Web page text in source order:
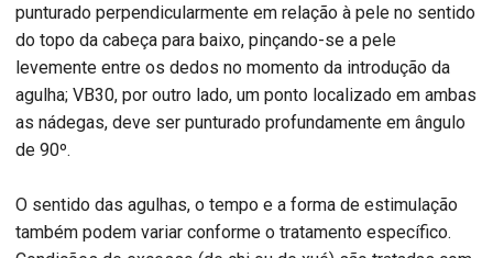
punturado perpendicularmente em relação à pele no sentido
do topo da cabeça para baixo, pinçando-se a pele
levemente entre os dedos no momento da introdução da
agulha; VB30, por outro lado, um ponto localizado em ambas
as nádegas, deve ser punturado profundamente em ângulo
de 90º.
O sentido das agulhas, o tempo e a forma de estimulação
também podem variar conforme o tratamento específico.